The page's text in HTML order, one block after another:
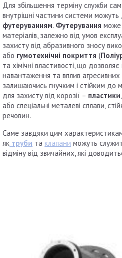
Для збільшення терміну служби
внутрішні частини системи
футеруванням. Футерування може
матеріалів, залежно від умов
захисту від абразивного зносу
або гумотехнічні покриття (
та хімічні властивості, що
навантаження та вплив
залишаючись гнучким і стійким до
для захисту від корозії – пластики
або спеціальні металеві сплави,
речовин.
Саме завдяки цим
як труби та клапани можуть
відміну від звичайних, які